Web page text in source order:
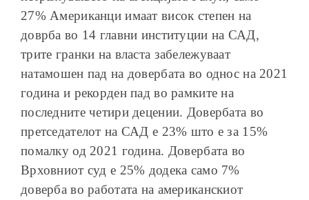
27% Американци имаат висок степен на
доврба во 14 главни институции на САД,
трите гранки на власта забележуваат
натамошен пад на довербата во однос на 2021
година и рекорден пад во рамките на
последните четири децении. Довербата во
претседателот на САД е 23% што е за 15%
помалку од 2021 година. Довербата во
Врховниот суд е 25% додека само 7%
доверба во работата на американскиот